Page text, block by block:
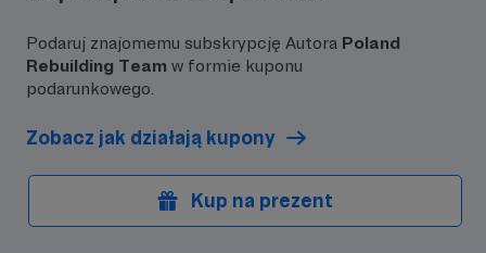
Podaruj znajomemu subskrypcję Autora Poland
Rebuilding Team w formie kuponu
podarunkowego.
Zobacz jak działają kupony
Kup na prezent